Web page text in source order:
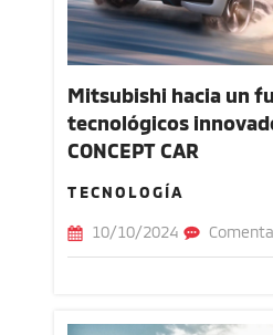
Mitsubishi hacia un
tecnológicos
CONCEPT CAR
TECNOLOGÍA
10/10/2024